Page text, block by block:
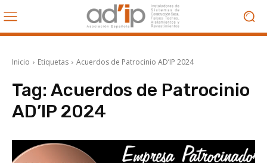
Inicio Etiquetas Acuerdos de Patrocinio AD’IP 2024
Tag: Acuerdos de Patrocinio
AD’IP 2024